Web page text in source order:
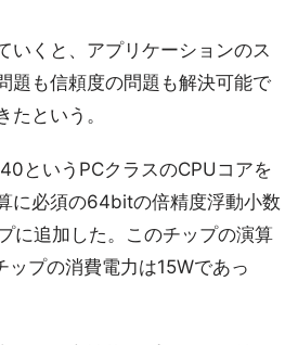
いくと、アプリケーションのス
題も信頼度の問題も解決可能で
たという。
というPCクラスのCPUコアを
に必須の64bitの倍精度浮動小数
に追加した。このチップの演算
プの消費電力は15Wであっ